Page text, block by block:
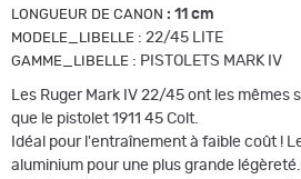
LONGUEUR DE CANON : 11 cm
MODELE_LIBELLE : 22/45 LITE
GAMME_LIBELLE : PISTOLETS MARK IV
Les Ruger Mark IV 22/45 ont les
que le pistolet 1911 45 Colt.
Idéal pour l'entraînement à faible coût !
aluminium pour une plus grande légèreté.